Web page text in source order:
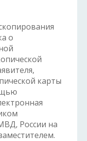
о
карты
России на